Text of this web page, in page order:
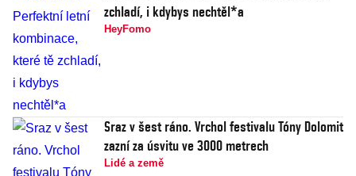
zchladí, i kdybys nechtěl*a
HeyFomo
Sraz v šest ráno. Vrchol festivalu Tóny Dolomit
zazní za úsvitu ve 3000 metrech
Lidé a země